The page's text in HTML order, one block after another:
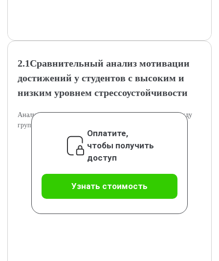
2.1Сравнительный анализ мотивации
достижений у студентов с высоким и
низким уровнем стрессоустойчивости
Анализируются различия в мотивации достижений между
группами студентов.
Оплатите,
чтобы получить
доступ
Узнать стоимость